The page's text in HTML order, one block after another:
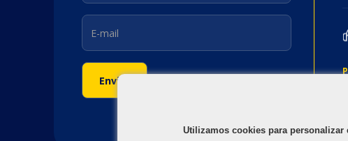
Utilizamos cookies para